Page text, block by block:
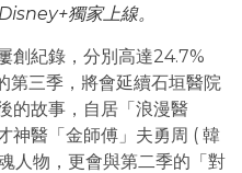
獨家上線。
創紀錄，分別高達24.7%
第三季，將會延續石垣醫院
的故事，自居「浪漫醫
神醫「金師傅」夫勇周 ( 韓
人物，更會與第二季的「對